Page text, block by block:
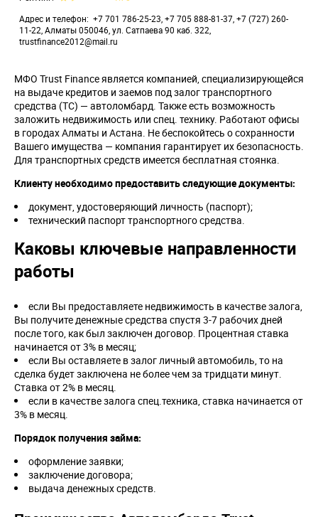
Адрес и телефон
+7 701 786-25-23, +7 705 888-81-37, +7 (727) 260-
11-22, Алматы 050046, ул. Сатпаева 90 каб. 322,
trustfinance2012@mail.ru
МФО Trust Finance является компанией, специализирующейся
на выдаче кредитов и заемов под залог транспортного
средства (ТС) — автоломбард. Также есть возможность
заложить недвижимость или спец. технику. Работают офисы
в городах Алматы и Астана. Не беспокойтесь о сохранности
Вашего имущества — компания гарантирует их безопасность.
Для транспортных средств имеется бесплатная стоянка.
Клиенту необходимо предоставить следующие документы:
документ, удостоверяющий личность (паспорт);
технический паспорт транспортного средства.
Каковы ключевые направленности
работы
если Вы предоставляете недвижимость в качестве залога,
Вы получите денежные средства спустя 3-7 рабочих дней
после того, как был заключен договор. Процентная ставка
начинается от 3% в месяц;
если Вы оставляете в залог личный автомобиль, то на
сделка будет заключена не более чем за тридцати минут.
Ставка от 2% в месяц.
если в качестве залога спец.техника, ставка начинается от
3% в месяц.
Порядок получения займа:
оформление заявки;
заключение договора;
выдача денежных средств.